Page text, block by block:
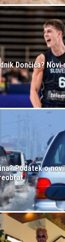
Dončića?
Podatek o